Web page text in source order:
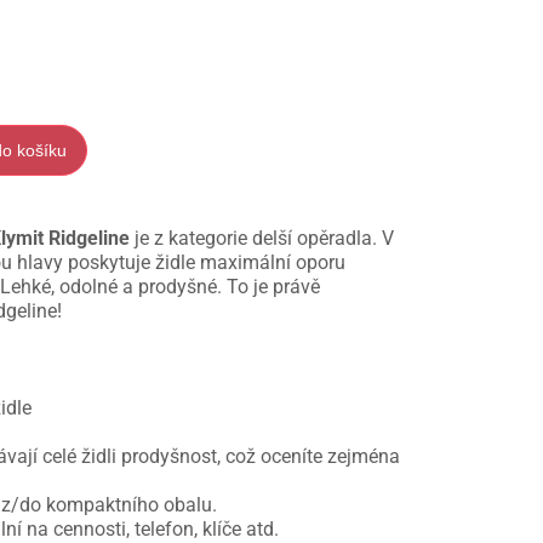
košíku
Ridgeline je z kategorie delší opěradla. V
hlavy poskytuje židle maximální oporu
odolné a prodyšné. To je právě
celé židli prodyšnost, což oceníte zejména
do kompaktního obalu.
na cennosti, telefon, klíče atd.